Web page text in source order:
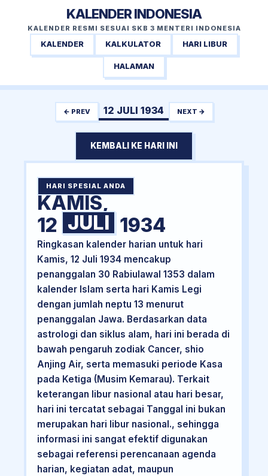
KALENDER INDONESIA
KALENDER RESMI SESUAI SKB 3 MENTERI INDONESIA
KALENDER KALKULATOR HARI LIBUR
HALAMAN
← PREV 12 JULI 1934 NEXT →
KEMBALI KE HARI INI
HARI SPESIAL ANDA
KAMIS,
12 JULI 1934
Ringkasan kalender harian untuk hari
Kamis, 12 Juli 1934 mencakup
penanggalan 30 Rabiulawal 1353 dalam
kalender Islam serta hari Kamis Legi
dengan jumlah neptu 13 menurut
penanggalan Jawa. Berdasarkan data
astrologi dan siklus alam, hari ini berada di
bawah pengaruh zodiak Cancer, shio
Anjing Air, serta memasuki periode Kasa
pada Ketiga (Musim Kemarau). Terkait
keterangan libur nasional atau hari besar,
hari ini tercatat sebagai Tanggal ini bukan
merupakan hari libur nasional., sehingga
informasi ini sangat efektif digunakan
sebagai referensi perencanaan agenda
harian, kegiatan adat, maupun